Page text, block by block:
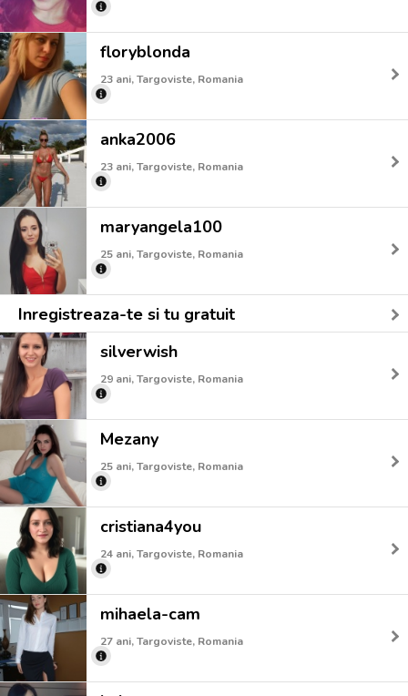
floryblonda
23 ani, Targoviste, Romania
anka2006
23 ani, Targoviste, Romania
maryangela100
25 ani, Targoviste, Romania
Inregistreaza-te si tu gratuit
silverwish
29 ani, Targoviste, Romania
Mezany
25 ani, Targoviste, Romania
cristiana4you
24 ani, Targoviste, Romania
mihaela-cam
27 ani, Targoviste, Romania